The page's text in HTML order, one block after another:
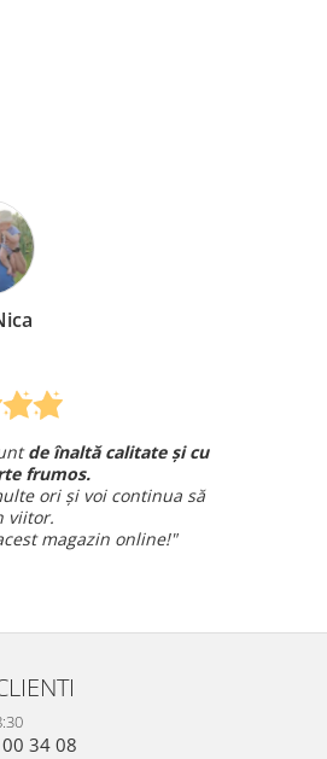
Am comandat o lenjerie de pat
și am avut o întrebare și
34 08